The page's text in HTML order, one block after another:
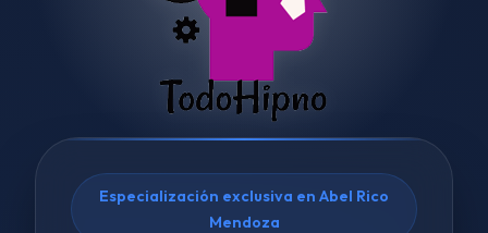
Especialización exclusiva en Abel Rico
Mendoza